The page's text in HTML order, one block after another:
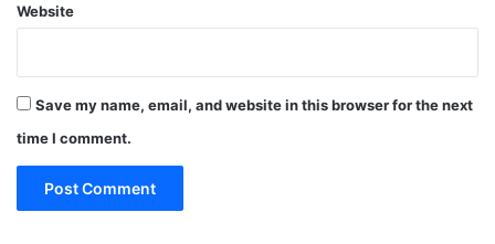
Website
Save my name, email, and website in this browser for the next
time I comment.